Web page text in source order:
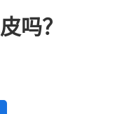
吗？